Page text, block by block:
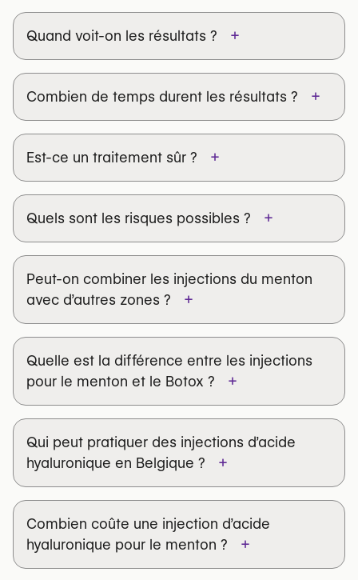
Quand voit-on les résultats ? +
Combien de temps durent les résultats ? +
Fillers d'acide hyaluronique
Est-ce un traitement sûr ? +
Quels sont les risques possibles ? +
nodules
occlusion d’un vaisseau
Peut-on combiner les injections du menton
avec d’autres zones ?
+
Quelle est la différence entre les injections
pour le menton et le Botox ?
+
Qui peut pratiquer des injections d’acide
hyaluronique en Belgique ?
+
Combien coûte une injection d’acide
hyaluronique pour le menton ?
+